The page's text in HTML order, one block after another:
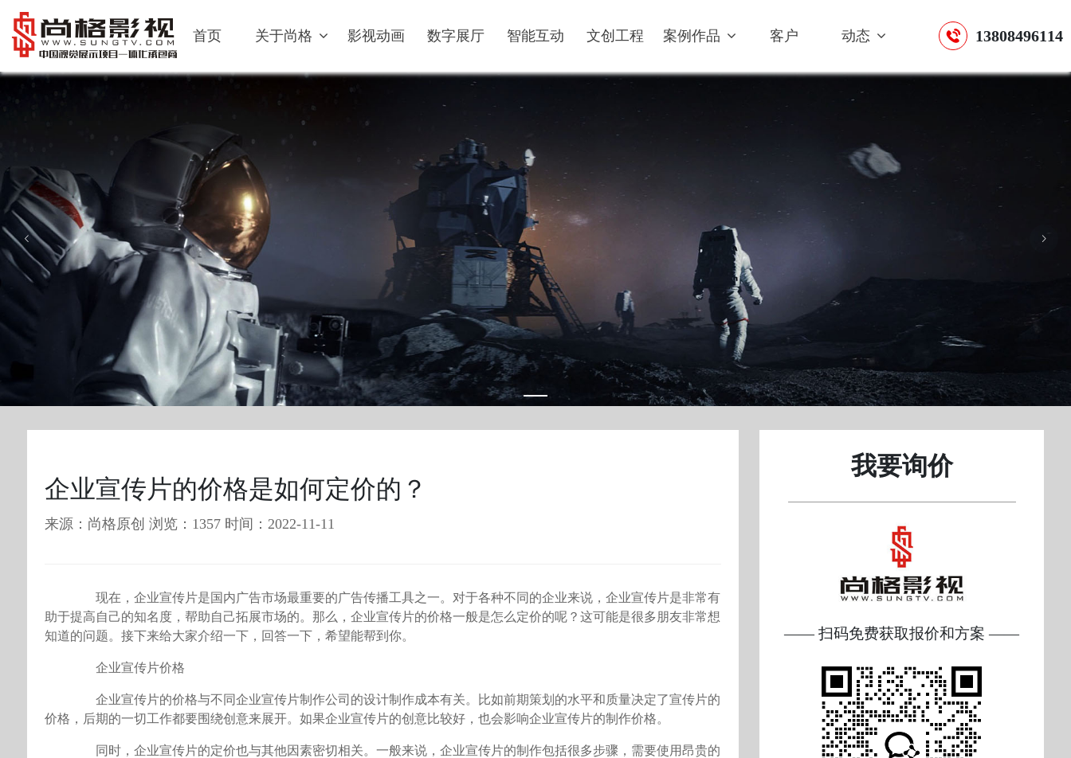
首页 关于尚格 影视动画 数字展厅 智能互动 文创工程 案例作品 客户 动态 13808496114
企业宣传片的价格是如何定价的？
来源：尚格原创 浏览：1357 时间：2022-11-11
现在，企业宣传片是国内广告市场最重要的广告传播工具之一。对于各种不同的企业来说，企业宣传片是非常有
助于提高自己的知名度，帮助自己拓展市场的。那么，企业宣传片的价格一般是怎么定价的呢？这可能是很多朋友非常想
知道的问题。接下来给大家介绍一下，回答一下，希望能帮到你。
企业宣传片价格
企业宣传片的价格与不同企业宣传片制作公司的设计制作成本有关。比如前期策划的水平和质量决定了宣传片的
价格，后期的一切工作都要围绕创意来展开。如果企业宣传片的创意比较好，也会影响企业宣传片的制作价格。
同时，企业宣传片的定价也与其他因素密切相关。一般来说，企业宣传片的制作包括很多步骤，需要使用昂贵的
我要询价
—— 扫码免费获取报价和方案 ——